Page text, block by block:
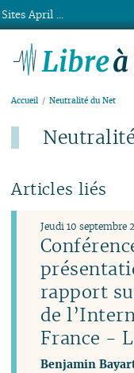
Accueil Neutralité du Net
Articles liés
rapport
de
France -
Jeudi 10 septembre
Benjamin
Sites April ...